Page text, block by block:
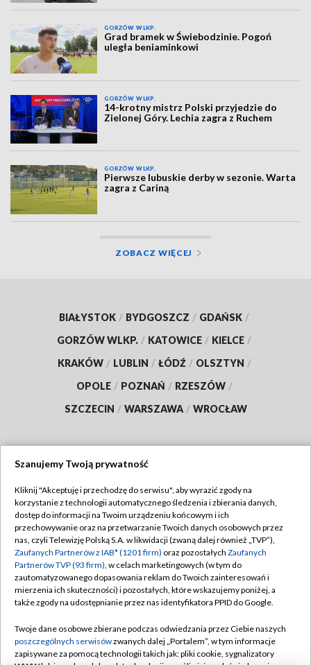
GORZÓW WLKP.
Grad bramek w Świebodzinie. Pogoń
uległa beniaminkowi
GORZÓW WLKP.
14-krotny mistrz Polski przyjedzie do
Zielonej Góry. Lechia zagra z Ruchem
GORZÓW WLKP.
Pierwsze lubuskie derby w sezonie. Warta
zagra z Cariną
ZOBACZ WIĘCEJ
BIAŁYSTOK / BYDGOSZCZ / GDAŃSK /
GORZÓW WLKP. / KATOWICE / KIELCE /
KRAKÓW / LUBLIN / ŁÓDŹ / OLSZTYN /
OPOLE / POZNAŃ / RZESZÓW /
SZCZECIN / WARSZAWA / WROCŁAW
TVP
Abonament TVP
Emisja w TVP
Centrum informacji TVP
Naziemna Telewizja Cyfrowa
Rada Programowa
System NOS
Regulamin TVP
Polityka prywatności
Moje zgody
Pomoc
Kontakt
Szanujemy Twoją prywatność
Kliknij "Akceptuję i przechodzę do serwisu", aby wyrazić zgody na
korzystanie z technologii automatycznego śledzenia i zbierania danych,
dostęp do informacji na Twoim urządzeniu końcowym i ich
przechowywanie oraz na przetwarzanie Twoich danych osobowych przez
nas, czyli Telewizję Polską S.A. w likwidacji (zwaną dalej również „TVP”),
Zaufanych Partnerów z IAB* (1201 firm) oraz pozostałych Zaufanych
Partnerów TVP (93 firm), w celach marketingowych (w tym do
zautomatyzowanego dopasowania reklam do Twoich zainteresowań i
mierzenia ich skuteczności) i pozostałych, które wskazujemy poniżej, a
także zgody na udostępnianie przez nas identyfikatora PPID do Google.
Twoje dane osobowe zbierane podczas odwiedzania przez Ciebie naszych
poszczególnych serwisówzwanych dalej „Portalem”, w tym informacje
zapisywane za pomocą technologii takich jak: pliki cookie, sygnalizatory